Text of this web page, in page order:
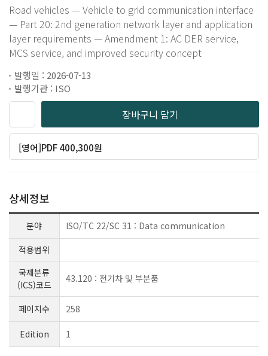
Road vehicles — Vehicle to grid communication interface
— Part 20: 2nd generation network layer and application
layer requirements — Amendment 1: AC DER service,
MCS service, and improved security concept
발행일 : 2026-07-13
발행기관 : ISO
장바구니 담기
[영어]PDF 400,300원
상세정보
분야
ISO/TC 22/SC 31 : Data communication
적용범위
국제분류
(ICS)코드
43.120 : 전기차 및 부분품
페이지수 258
Edition 1